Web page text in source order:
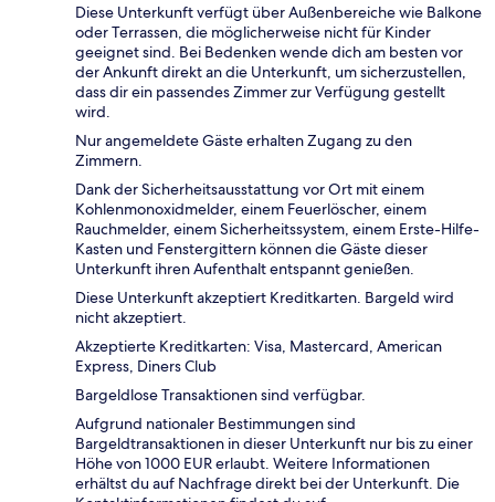
Diese Unterkunft verfügt über Außenbereiche wie Balkone
oder Terrassen, die möglicherweise nicht für Kinder
geeignet sind. Bei Bedenken wende dich am besten vor
der Ankunft direkt an die Unterkunft, um sicherzustellen,
dass dir ein passendes Zimmer zur Verfügung gestellt
wird.
Nur angemeldete Gäste erhalten Zugang zu den
Zimmern.
Dank der Sicherheitsausstattung vor Ort mit einem
Kohlenmonoxidmelder, einem Feuerlöscher, einem
Rauchmelder, einem Sicherheitssystem, einem Erste-Hilfe-
Kasten und Fenstergittern können die Gäste dieser
Unterkunft ihren Aufenthalt entspannt genießen.
Diese Unterkunft akzeptiert Kreditkarten. Bargeld wird
nicht akzeptiert.
Akzeptierte Kreditkarten: Visa, Mastercard, American
Express, Diners Club
Bargeldlose Transaktionen sind verfügbar.
Aufgrund nationaler Bestimmungen sind
Bargeldtransaktionen in dieser Unterkunft nur bis zu einer
Höhe von 1000 EUR erlaubt. Weitere Informationen
erhältst du auf Nachfrage direkt bei der Unterkunft. Die